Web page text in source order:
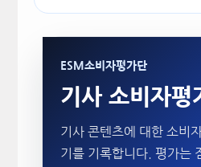
ESM소비자평가단
기사 소비자평
기사 콘텐츠에 대한 소비
기를 기록합니다. 평가는